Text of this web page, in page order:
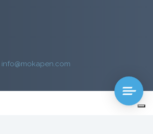
info@mokapen.com